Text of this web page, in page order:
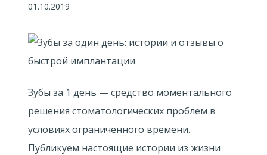
01.10.2019
Зубы за 1 день — средство моментального
решения стоматологических проблем в
условиях ограниченного времени.
Публикуем настоящие истории из жизни